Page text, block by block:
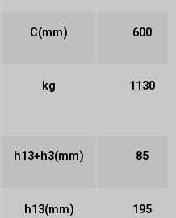
C(mm) 600
kg 1130
h13+h3(mm) 85
h13(mm) 195